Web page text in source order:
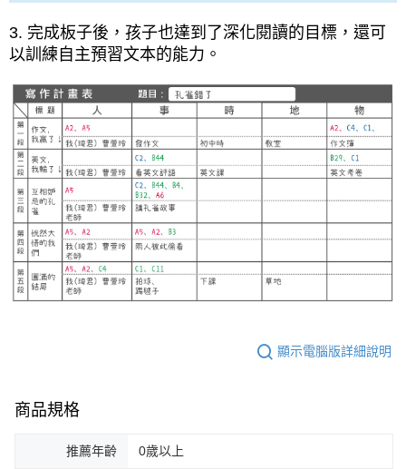
3. 完成板子後，孩子也達到了深化閱讀的目標，還可
以訓練自主預習文本的能力。
顯示電腦版詳細說明
商品規格
推薦年齡 0歲以上